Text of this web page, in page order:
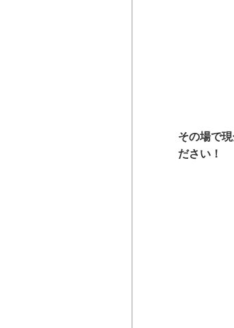
その場で
ださい！